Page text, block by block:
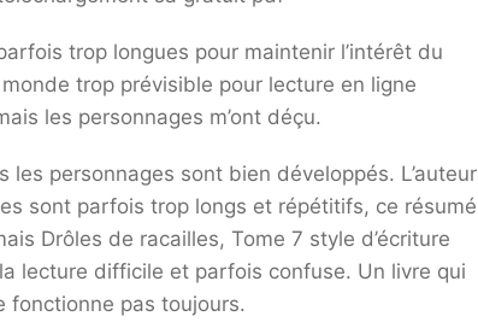
trop longues pour maintenir l’intérêt du
trop prévisible pour lecture en ligne
les personnages m’ont déçu.
personnages sont bien développés. L’auteur
sont parfois trop longs et répétitifs, ce résumé
Drôles de racailles, Tome 7 style d’écriture
lecture difficile et parfois confuse. Un livre qui
fonctionne pas toujours.